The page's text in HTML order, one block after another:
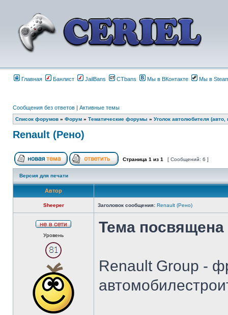
Главная Банлист JailBans CTbans Мы в ВКонтакте Мы в
Сообщения без ответов | Активные темы
Список форумов » Форум » Тематические форумы » Уголок автолюбителя (авто,
Renault (Рено)
Страница 1 из 1 [ Сообщений: 6 ]
Версия для печати
Автор
Sheeper Заголовок сообщения: Renault (Рено)
Уровень Тема посвящена
Renault Group -